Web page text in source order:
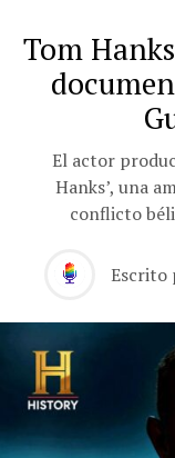
Tom
El actor
Hanks’, una
conflicto
Escrito